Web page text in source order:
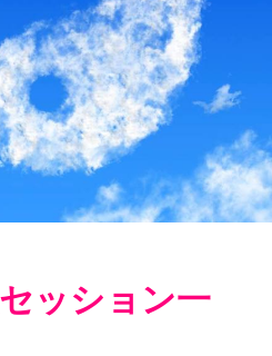
ッション一